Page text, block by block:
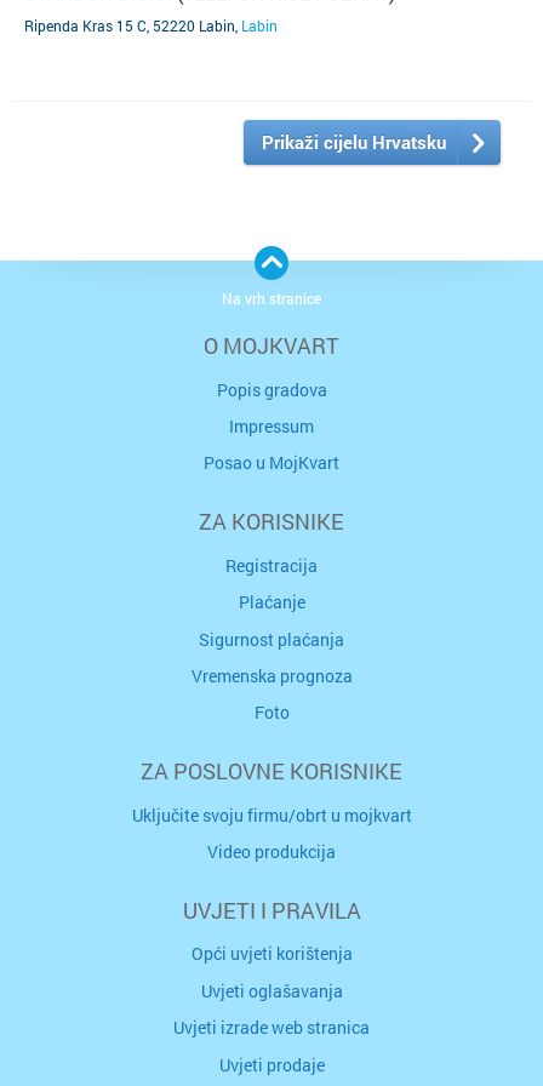
Ripenda Kras 15 C, 52220 Labin Labin
Prikaži cijelu Hrvatsku
O MOJKVART
Popis gradova
Impressum
Posao u MojKvart
ZA KORISNIKE
Registracija
Plaćanje
Sigurnost plaćanja
Vremenska prognoza
Foto
ZA POSLOVNE KORISNIKE
Uključite svoju firmu/obrt u mojkvart
Video produkcija
UVJETI I PRAVILA
Opći uvjeti korištenja
Uvjeti oglašavanja
Uvjeti izrade web stranica
Uvjeti prodaje
Na vrh stranice